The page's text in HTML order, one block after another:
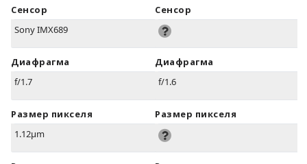
Сенсор
Sony IMX689
Диафрагма
f/1.7
Размер пикселя
1.12µm
Сенсор
Диафрагма
f/1.6
Размер пикселя